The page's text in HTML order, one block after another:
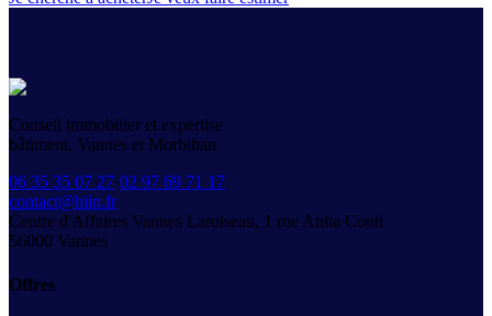
Conseil immobilier et expertise
bâtiment, Vannes et Morbihan.
06 35 35 07 27·02 97 69 71 17
contact@hiin.fr
Centre d'Affaires Vannes Laroiseau, 1 rue Anita Conti
56000 Vannes
Offres